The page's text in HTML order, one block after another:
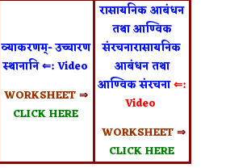
व्याकरणम्- उच्चारण
स्थानानि⇐: Video
WORKSHEET⇒
CLICK HERE
रासायनिक आबंधन
तथा आण्विक
संरचनारासायनिक
आबंधन तथा
आण्विक संरचना⇐:
Video
WORKSHEET⇒
CLICK HERE